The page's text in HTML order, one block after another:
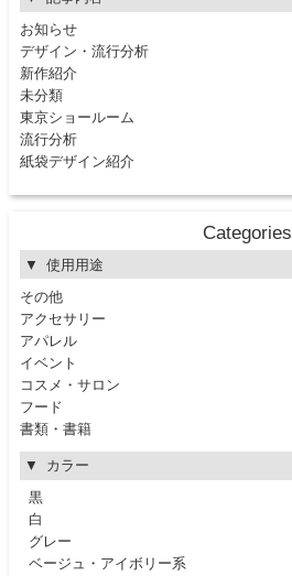
お知らせ
デザイン・流行分析
新作紹介
未分類
東京ショールーム
流行分析
紙袋デザイン紹介
Categories
使用用途
その他
アクセサリー
アパレル
イベント
コスメ・サロン
フード
書類・書籍
カラー
黒
白
グレー
ベージュ・アイボリー系